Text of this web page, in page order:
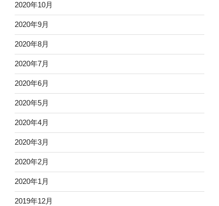
2020年10月
2020年9月
2020年8月
2020年7月
2020年6月
2020年5月
2020年4月
2020年3月
2020年2月
2020年1月
2019年12月